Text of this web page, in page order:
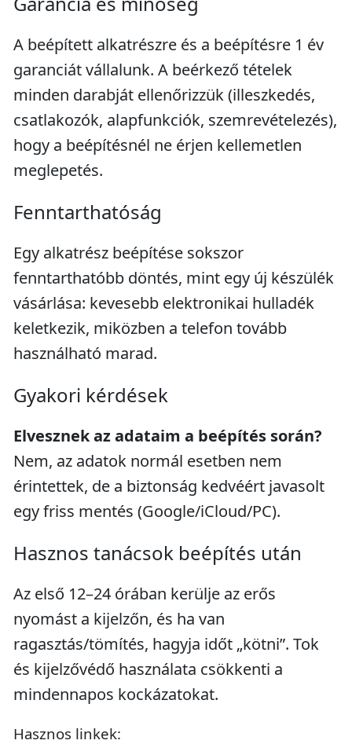
A beépített alkatrészre és a beépítésre 1 év
garanciát vállalunk. A beérkező tételek
minden darabját ellenőrizzük (illeszkedés,
csatlakozók, alapfunkciók, szemrevételezés),
hogy a beépítésnél ne érjen kellemetlen
meglepetés.
Fenntarthatóság
Egy alkatrész beépítése sokszor
fenntarthatóbb döntés, mint egy új készülék
vásárlása: kevesebb elektronikai hulladék
keletkezik, miközben a telefon tovább
használható marad.
Gyakori kérdések
Elvesznek az adataim a beépítés során?
Nem, az adatok normál esetben nem
érintettek, de a biztonság kedvéért javasolt
egy friss mentés (Google/iCloud/PC).
Hasznos tanácsok beépítés után
Az első 12–24 órában kerülje az erős
nyomást a kijelzőn, és ha van
ragasztás/tömítés, hagyja időt „kötni”. Tok
és kijelzővédő használata csökkenti a
mindennapos kockázatokat.
Hasznos linkek: